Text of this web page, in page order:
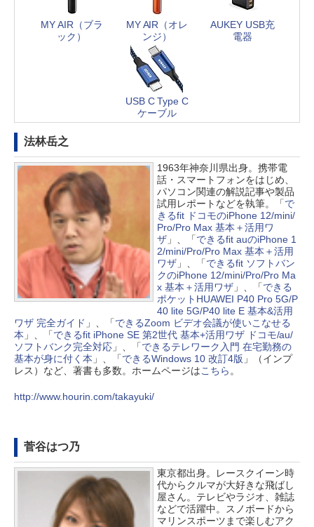
MY AIR（ブラ
ック）
MY AIR（オレ
ンジ）
AUKEY USB充
電器
USB C Type C
ケーブル
法林岳之
1963年神奈川県出身。携帯電
話・スマートフォンをはじめ、
パソコン関連の解説記事や製品
試用レポートなどを執筆。「で
きるfit ドコモのiPhone 12/mini/
Pro/Pro Max 基本＋活用ワ
ザ 」、「できるfit auのiPhone 1
2/mini/Pro/Pro Max 基本＋活用
ワザ」、「できるfit ソフトバン
クのiPhone 12/mini/Pro/Pro Ma
x 基本＋活用ワザ」、「できる
ポケットHUAWEI P40 Pro 5G/P
40 lite 5G/P40 lite E 基本&活用
ワザ 完全ガイド 」、「できるZoom ビデオ会議が使いこなせる
本 」、「できるfit iPhone SE 第2世代 基本+活用ワザ ドコモ/au/
ソフトバンク完全対応」、「できるテレワーク入門 在宅勤務の
基本が身に付く本 」、「できるWindows 10 改訂4版 」（インプ
レス）など、著書も多数。ホームページはこちら 。
http://www.hourin.com/takayuki/
菅谷はつ乃
東京都出身。レースクイーン時
代からクルマが大好きな飛ばし
屋さん。テレビやラジオ、雑誌
などで活躍中。スノボードから
マリンスポーツまで楽しむアク